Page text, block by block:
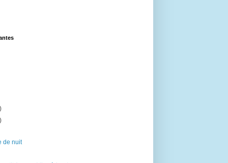
de nuit